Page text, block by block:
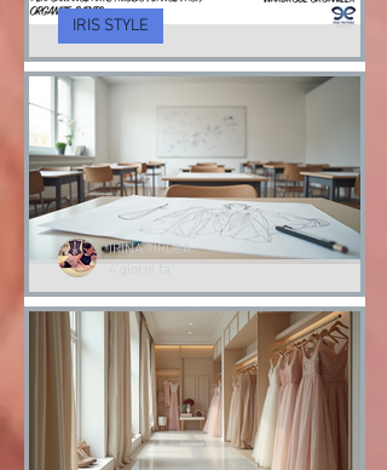
Servizi di Consulenza
d’Imagine e cambio Stile
Consulenza d’immagine & Cambio Stile
IRIS STYLE
Corsi di moda professionale:
Percorsi di Formazione
all'Iris Academy of Style
La moda è un linguaggio. Un modo per
esprimere chi siamo. Per questo ho
IRINA TIRDEA
4 giorni fa